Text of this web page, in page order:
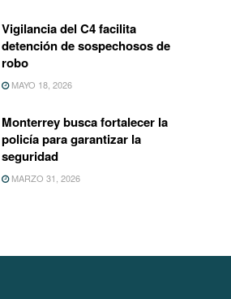
Vigilancia del C4 facilita
detención de sospechosos de
robo
MAYO 18, 2026
Monterrey busca fortalecer la
policía para garantizar la
seguridad
MARZO 31, 2026